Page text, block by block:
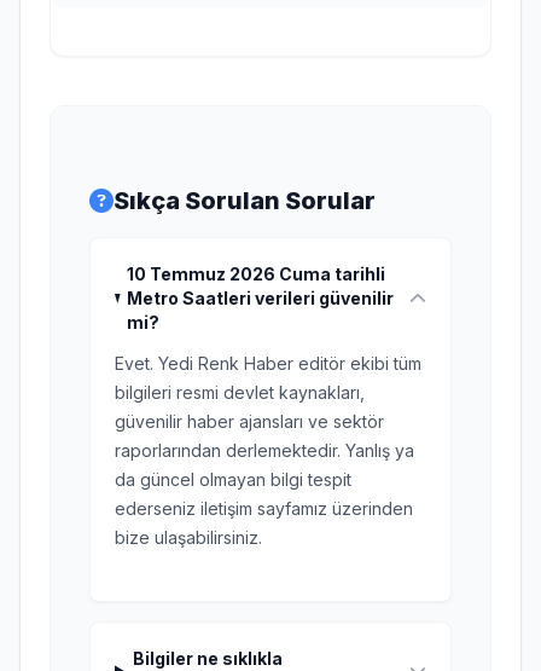
Sıkça Sorulan Sorular
10 Temmuz 2026 Cuma tarihli
Metro Saatleri verileri güvenilir
mi?
Evet. Yedi Renk Haber editör ekibi tüm
bilgileri resmi devlet kaynakları,
güvenilir haber ajansları ve sektör
raporlarından derlemektedir. Yanlış ya
da güncel olmayan bilgi tespit
ederseniz iletişim sayfamız üzerinden
bize ulaşabilirsiniz.
Bilgiler ne sıklıkla